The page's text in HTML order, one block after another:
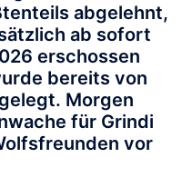
abgelehnt,
ab sofort
erschossen
bereits von
Morgen
für Grindi
vor